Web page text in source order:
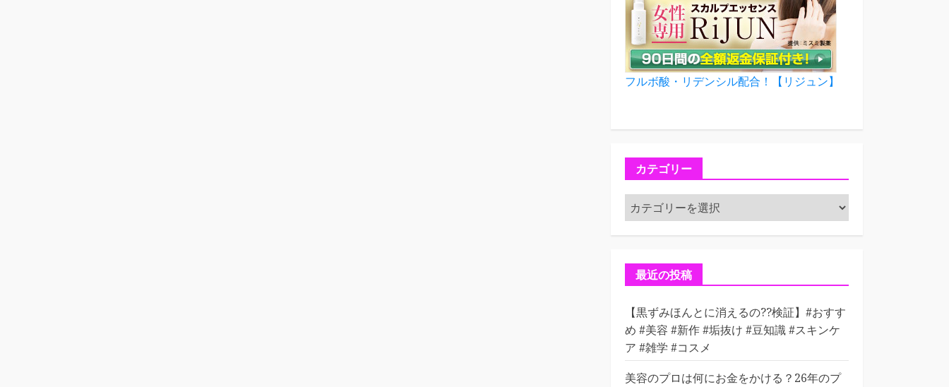
フルボ酸・リデンシル配合！【リジュン】
カテゴリー
カ
テ
ゴ
ー最近の投稿
【黒ずみほんとに消えるの??検証】#おすす
め #美容 #新作 #垢抜け #豆知識 #スキンケ
ア #雑学 #コスメ
美容のプロは何にお金をかける？26年のプ